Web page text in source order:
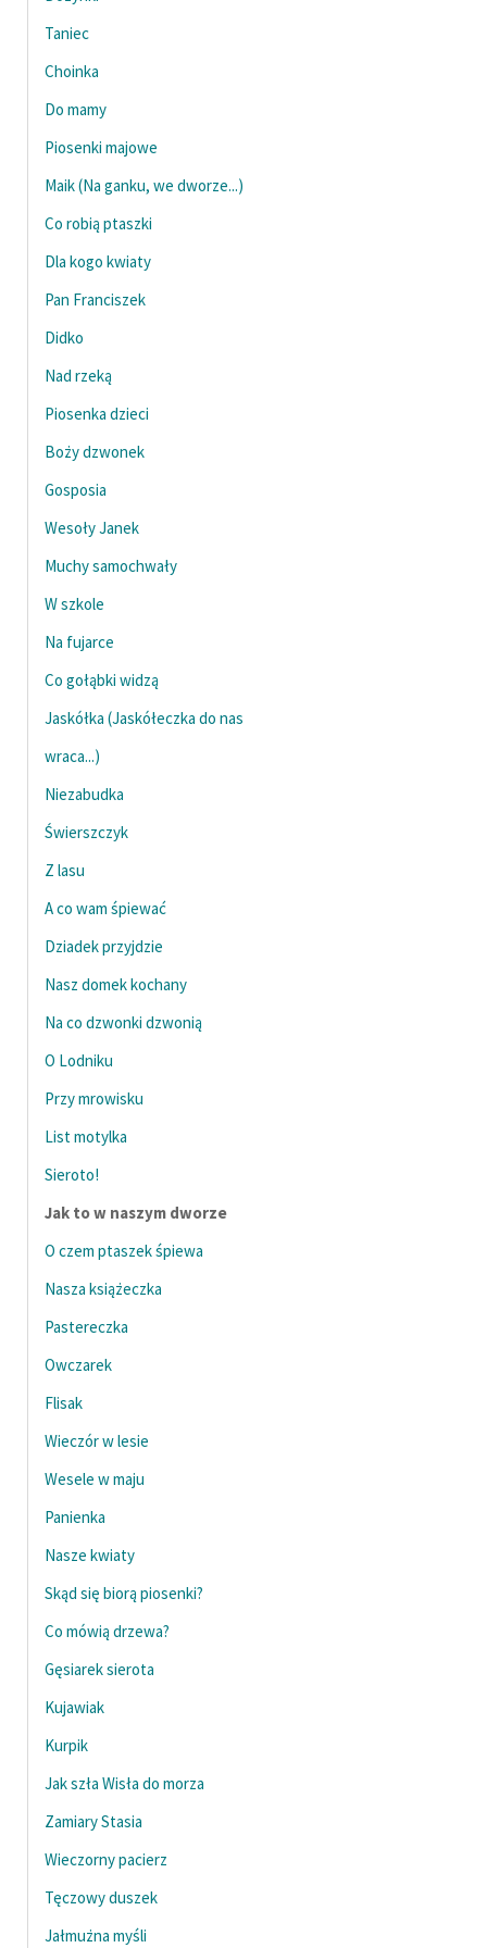
Ręce pełne poezji
Kolekcje edukacyjne
do domeny publicznej,
lektur szkolnych oraz
Starego Testamentu
Odkurzamy bohaterów
Szkoła Poezji Wolnych
O nas
Kontakt
O projekcie
Wolnych Lektur
Logotypy
Regulamin biblioteki
Dane fundacji i
Regulamin darowizn
Informacja o treściach
Taniec
Choinka
Do mamy
Piosenki majowe
Maik (Na ganku, we dworze...)
Co robią ptaszki
Dla kogo kwiaty
Pan Franciszek
Didko
Nad rzeką
Piosenka dzieci
Boży dzwonek
Gosposia
Wesoły Janek
Muchy samochwały
W szkole
Na fujarce
Co gołąbki widzą
Jaskółka (Jaskółeczka do nas
wraca...)
Niezabudka
Świerszczyk
Z lasu
A co wam śpiewać
Dziadek przyjdzie
Nasz domek kochany
Na co dzwonki dzwonią
O Lodniku
Przy mrowisku
List motylka
Sieroto!
Jak to w naszym dworze
O czem ptaszek śpiewa
Nasza książeczka
Pastereczka
Owczarek
Flisak
Wieczór w lesie
Wesele w maju
Panienka
Nasze kwiaty
Skąd się biorą piosenki?
Co mówią drzewa?
Gęsiarek sierota
Kujawiak
Kurpik
Jak szła Wisła do morza
Zamiary Stasia
Wieczorny pacierz
Tęczowy duszek
Jałmużna myśli